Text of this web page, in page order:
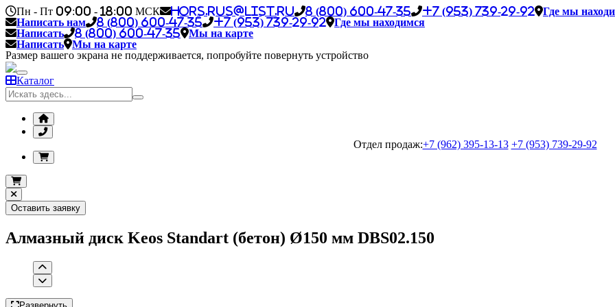
Пн - Пт 09:00 - 18:00 МСК hors.rus@list.ru 8 (800) 600-47-35 +7 (953) 739-29-92
Где мы
Написать нам
8 (800) 600-47-35 +7 (953) 739-29-92
Где мы находимся
Написать
8 (800) 600-47-35
Мы на карте
Написать
Мы на карте
Размер вашего экрана не поддерживается, попробуйте повернуть устройство
Каталог
Отдел продаж:+7 (962) 395-13-13 +7 (953) 739-29-92
Оставить заявку
Алмазный диск Keos Standart (бетон) Ø150 мм DBS02.150